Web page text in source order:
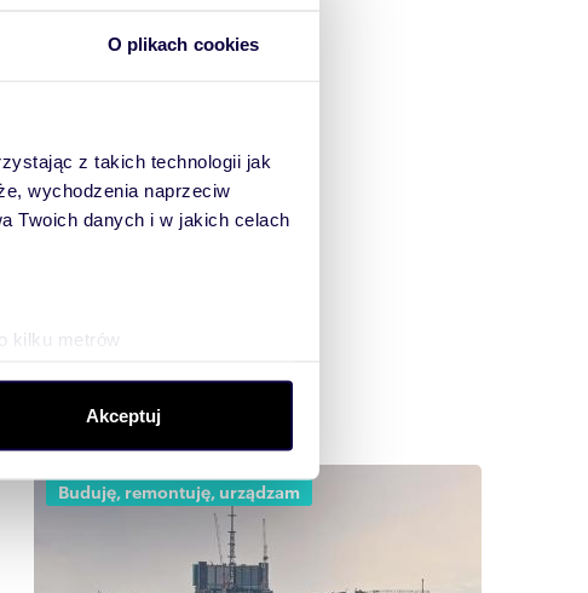
O plikach cookies
z takich technologii jak
wychodzenia naprzeciw
Twoich danych i w jakich celach
kilku metrów
preferencje w
i analizować
społecznościowym,
od Ciebie lub
Akceptuj
Buduję, remontuję, urządzam